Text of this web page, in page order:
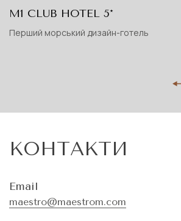
М1 CLUB HOTEL 5*
Перший морський дизайн-готель
КОНТАКТИ
Email
maestro@maestrom.com